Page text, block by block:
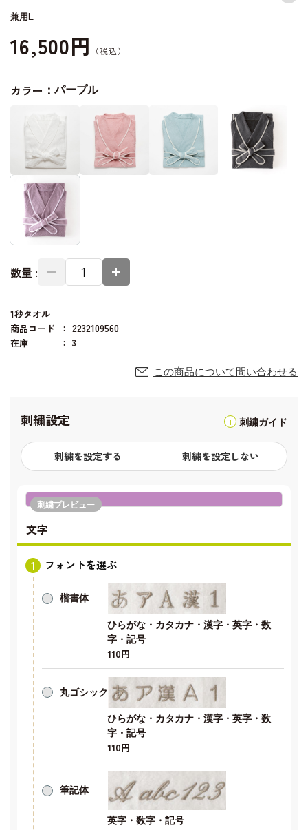
兼用L
16,500円
カラー：パープル
数量 :
1秒タオル
商品コード
2232109560
在庫
3
この商品について問い合わせる
刺繍設定 刺繍ガイド
刺繍を設定する 刺繍を設定しない
刺繍プレビュー
文字
フォントを選ぶ
楷書体
ひらがな・カタカナ・漢字・英字・数
字・記号
110円
丸ゴシック
ひらがな・カタカナ・漢字・英字・数
字・記号
110円
筆記体
英字・数字・記号